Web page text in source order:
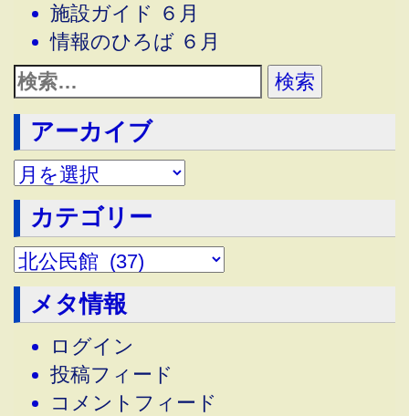
施設ガイド ６月
情報のひろば ６月
アーカイブ
アーカイブ
カテゴリー
メタ情報
ログイン
投稿フィード
コメントフィード